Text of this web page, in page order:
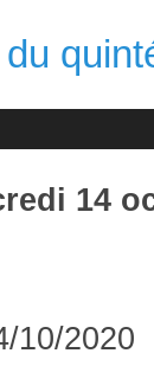
14
10/2020